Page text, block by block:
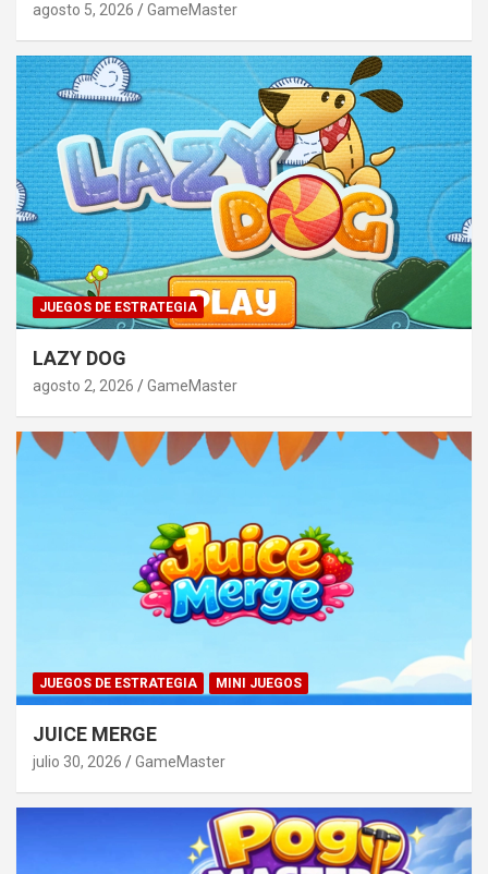
agosto 5, 2026 GameMaster
JUEGOS DE ESTRATEGIA
LAZY DOG
agosto 2, 2026 GameMaster
JUEGOS DE ESTRATEGIA MINI JUEGOS
JUICE MERGE
julio 30, 2026 GameMaster